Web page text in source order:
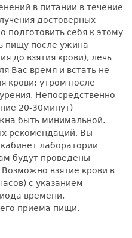
в питании в течение
достоверных
подготовить себя к этому
пищу после ужина
до взятия крови), лечь
Вас время и встать не
крови: утром после
Непосредственно
20-30минут)
быть минимальной.
рекомендаций, Вы
лаборатории
будут проведены
взятие крови в
с указанием
времени,
приема пищи.